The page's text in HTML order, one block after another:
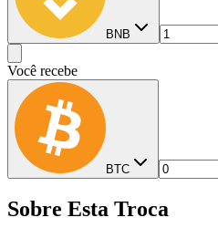
BNB
Você recebe
BTC
Sobre Esta Troca